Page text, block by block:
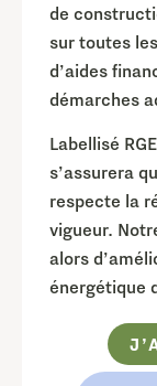
de
sur toutes
d’aides
démarches
Labellisé
s’assurera
respecte la
vigueur.
alors
énergétique